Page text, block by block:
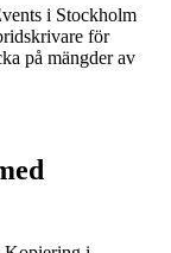
i Stockholm
för
på mängder av